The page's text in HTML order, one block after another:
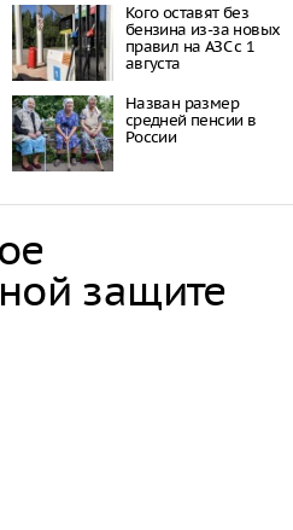
Кого оставят без
бензина из-за новых
правил на АЗС с 1
августа
Назван размер
средней пенсии в
России
защите